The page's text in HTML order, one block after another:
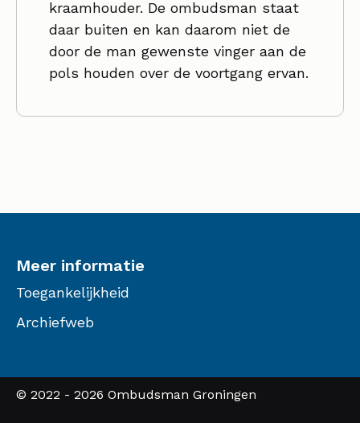
kraamhouder. De ombudsman staat
daar buiten en kan daarom niet de
door de man gewenste vinger aan de
pols houden over de voortgang ervan.
Meer informatie
Toegankelijkheid
Archiefweb
© 2022 - 2026 Ombudsman Groningen